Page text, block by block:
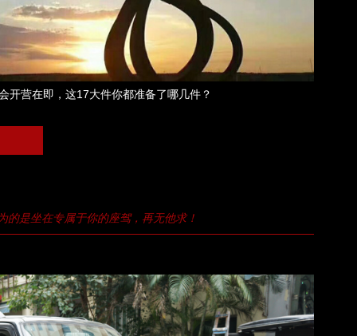
开营在即，这17大件你都准备了哪几件？
的是坐在专属于你的座驾，再无他求！